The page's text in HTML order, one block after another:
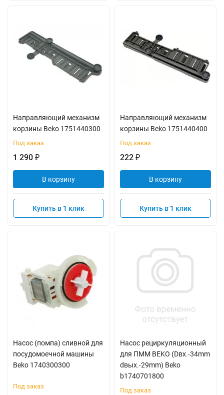
Направляющий механизм
корзины Beko 1751440300
Под заказ
1 290 ₽
В корзину
Купить в 1 клик
Направляющий механизм
корзины Beko 1751440400
Под заказ
222 ₽
В корзину
Купить в 1 клик
Насос (помпа) сливной для
посудомоечной машины
Beko 1740300300
Под заказ
Насос рециркуляционный
для ПММ BEKO (Dвх.-34mm
dвых.-29mm) Beko
b1740701800
Под заказ